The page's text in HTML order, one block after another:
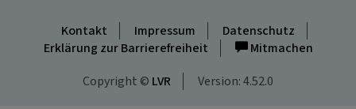
Kontakt Impressum
Datenschutz
Erklärung zur Barrierefreiheit
Mitmachen
Copyright © LVR Version: 4.52.0